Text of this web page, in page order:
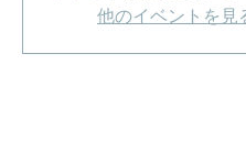
他のイベントを見